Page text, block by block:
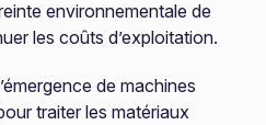
environnementale de
les coûts d’exploitation.
de machines
traiter les matériaux